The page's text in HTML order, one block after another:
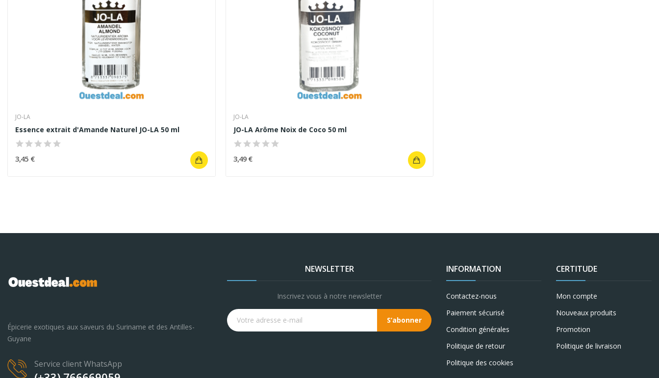
JO-LA
Essence extrait d'Amande Naturel JO-LA 50 ml
3,45 €
JO-LA
JO-LA Arôme Noix de Coco 50 ml
3,49 €
Épicerie exotiques aux saveurs du Suriname et des Antilles-
Guyane
Service client WhatsApp
NEWSLETTER
Inscrivez vous à notre newsletter
S’abonner
INFORMATION
Contactez-nous
Paiement sécurisé
Condition générales
Politique de retour
Politique des cookies
CERTITUDE
Mon compte
Nouveaux produits
Promotion
Politique de livraison